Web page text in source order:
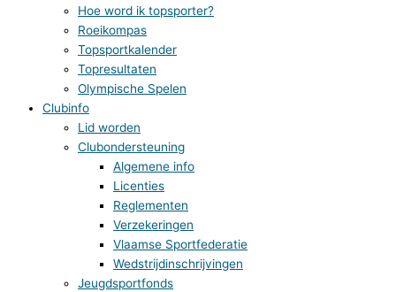
Hoe word ik topsporter?
Roeikompas
Topsportkalender
Topresultaten
Olympische Spelen
Clubinfo
Lid worden
Clubondersteuning
Algemene info
Licenties
Reglementen
Verzekeringen
Vlaamse Sportfederatie
Wedstrijdinschrijvingen
Jeugdsportfonds